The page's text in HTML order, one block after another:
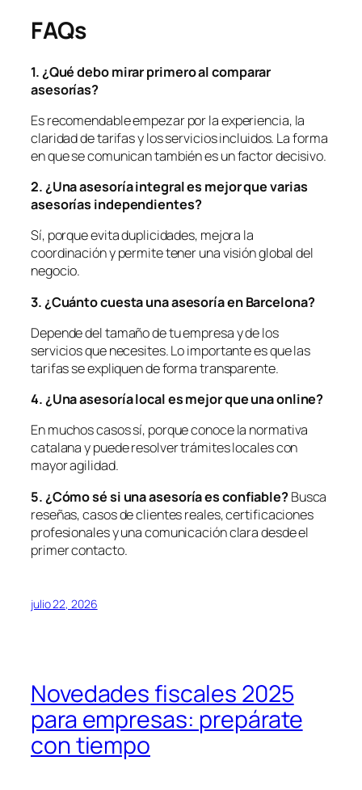
FAQs
1. ¿Quédebo mirar primero al comparar
asesorías?
Es recomendable empezar por la experiencia, la
claridad de tarifas y los servicios incluidos. La forma
en que se comunican también es un factor decisivo.
2. ¿Una asesoría integral es mejor que varias
asesorías independientes?
Sí, porque evita duplicidades, mejora la
coordinación y permite tener una visión global del
negocio.
3. ¿Cuánto cuesta una asesoría en Barcelona?
Depende del tamaño de tu empresa y de los
servicios que necesites. Lo importante es que las
tarifas se expliquen de forma transparente.
4. ¿Una asesoría local es mejor que una online?
En muchos casos sí, porque conoce la normativa
catalana y puede resolver trámites locales con
mayor agilidad.
5. ¿Cómo sési una asesoría es confiable?Busca
reseñas, casos de clientes reales, certificaciones
profesionales y una comunicación clara desde el
primer contacto.
julio 22, 2026
Novedades fiscales 2025
para empresas: prepárate
con tiempo